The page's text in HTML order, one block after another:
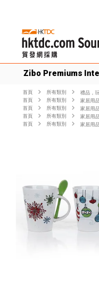
Zibo Premiums
首頁 所有類別
禮品，
首頁
所有類別
家居用
首頁
所有類別 家居用
首頁
所有類別 家居用
首頁
所有類別 家居用